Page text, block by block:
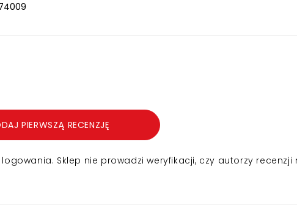
PIERWSZĄ RECENZJĘ
Sklep nie prowadzi weryfikacji, czy autorzy recenzji